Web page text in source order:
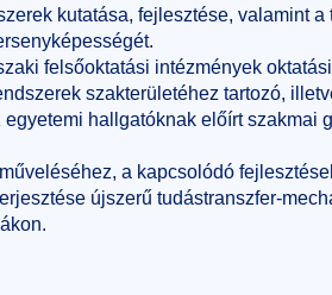
kutatása, fejlesztése, valamint
felsőoktatási intézmények
szakterületéhez tartozó,
hallgatóknak előírt szakmai
a kapcsolódó
újszerű tudástranszfer-